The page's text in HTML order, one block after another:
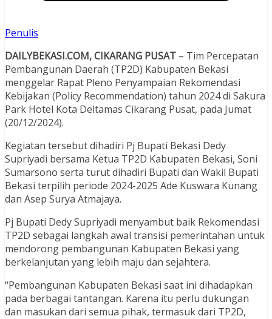
Penulis
DAILYBEKASI.COM, CIKARANG PUSAT – Tim Percepatan
Pembangunan Daerah (TP2D) Kabupaten Bekasi
menggelar Rapat Pleno Penyampaian Rekomendasi
Kebijakan (Policy Recommendation) tahun 2024 di Sakura
Park Hotel Kota Deltamas Cikarang Pusat, pada Jumat
(20/12/2024).
Kegiatan tersebut dihadiri Pj Bupati Bekasi Dedy
Supriyadi bersama Ketua TP2D Kabupaten Bekasi, Soni
Sumarsono serta turut dihadiri Bupati dan Wakil Bupati
Bekasi terpilih periode 2024-2025 Ade Kuswara Kunang
dan Asep Surya Atmajaya.
Pj Bupati Dedy Supriyadi menyambut baik Rekomendasi
TP2D sebagai langkah awal transisi pemerintahan untuk
mendorong pembangunan Kabupaten Bekasi yang
berkelanjutan yang lebih maju dan sejahtera.
“Pembangunan Kabupaten Bekasi saat ini dihadapkan
pada berbagai tantangan. Karena itu perlu dukungan
dan masukan dari semua pihak, termasuk dari TP2D,